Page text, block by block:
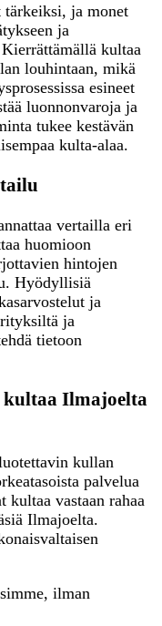
tärkeiksi, ja monet
ja
kultaa
louhintaan, mikä
esineet
luonnonvaroja ja
tukee kestävän
kulta-alaa.
vertailla eri
huomioon
hintojen
Hyödyllisiä
ja
ja
tietoon
kultaa Ilmajoelta
kullan
palvelua
kultaa vastaan rahaa
Ilmajoelta.
ilman